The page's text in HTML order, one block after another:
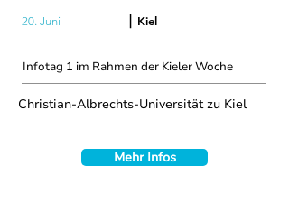
20. Juni | Kiel
Infotag 1 im Rahmen der Kieler Woche
Christian-Albrechts-Universität zu Kiel
Mehr Infos